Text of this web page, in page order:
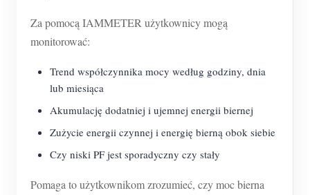
Za pomocą IAMMETER użytkownicy mogą
monitorować:
Trend współczynnika mocy według godziny, dnia
lub miesiąca
Akumulację dodatniej i ujemnej energii biernej
Zużycie energii czynnej i energię bierną obok siebie
Czy niski PF jest sporadyczny czy stały
Pomaga to użytkownikom zrozumieć, czy moc bierna